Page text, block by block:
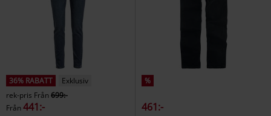
36% RABATT
Exklusiv
rek-pris Från699:-
Från441:-
%
461:-